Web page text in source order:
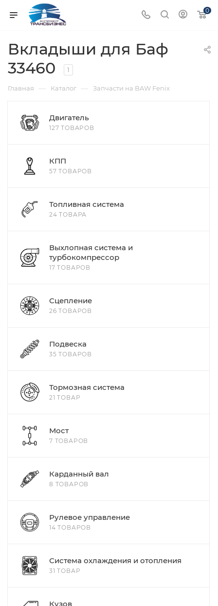
0
Вкладыши для Баф
33460
1
Главная — Каталог — Запчасти на BAW Fenix
Двигатель
127 ТОВАРОВ
КПП
57 ТОВАРОВ
Топливная система
24 ТОВАРА
Выхлопная система и
турбокомпрессор
17 ТОВАРОВ
Сцепление
26 ТОВАРОВ
Подвеска
35 ТОВАРОВ
Тормозная система
21 ТОВАР
Мост
7 ТОВАРОВ
Карданный вал
8 ТОВАРОВ
Рулевое управление
14 ТОВАРОВ
Система охлаждения и отопления
31 ТОВАР
Кузов